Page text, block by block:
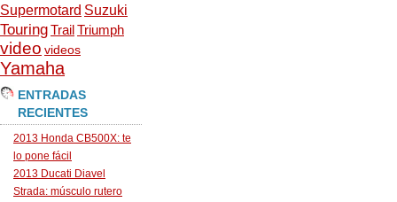
Supermotard Suzuki
TouringTrailTriumph
video videos
Yamaha
ENTRADAS
RECIENTES
2013 Honda CB500X: te
lo pone fácil
2013 Ducati Diavel
Strada: músculo rutero